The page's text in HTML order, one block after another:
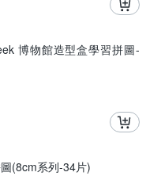
博物館造型盒學習拼圖-
(8cm系列-34片)